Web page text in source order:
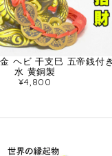
ヘビ 干支巳 五帝銭付
水 黄銅製
¥4,800